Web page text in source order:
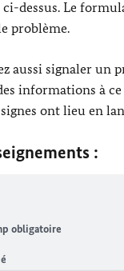
dessus. Le
problème.
aussi signaler un
informations à ce
ont lieu en
:
obligatoire